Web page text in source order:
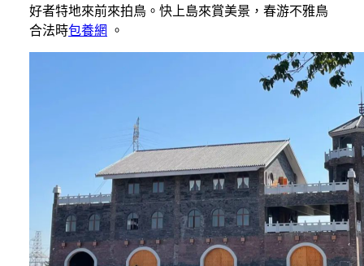
好者特地來前來拍鳥。快上島來賞美景，春游不雅鳥
合法時包養網 。